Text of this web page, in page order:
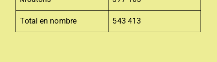
Total en nombre 543 413